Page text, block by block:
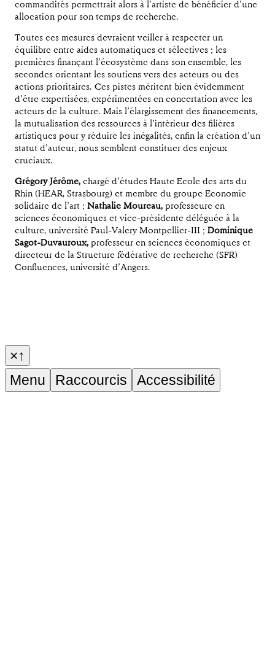
commandités permettrait alors à l’artiste de bénéficier d’une
allocation pour son temps de recherche.
Toutes ces mesures devraient veiller à respecter un
équilibre entre aides automatiques et sélectives ; les
premières finançant l’écosystème dans son ensemble, les
secondes orientant les soutiens vers des acteurs ou des
actions prioritaires. Ces pistes méritent bien évidemment
d’être expertisées, expérimentées en concertation avec les
acteurs de la culture. Mais l’élargissement des financements,
la mutualisation des ressources à l’intérieur des filières
artistiques pour y réduire les inégalités, enfin la création d’un
statut d’auteur, nous semblent constituer des enjeux
cruciaux.
Grégory Jérôme, chargé d’études Haute Ecole des arts du
Rhin (HEAR, Strasbourg) et membre du groupe Economie
solidaire de l’art ; Nathalie Moureau, professeure en
sciences économiques et vice-présidente déléguée à la
culture, université Paul-Valery Montpellier-III ; Dominique
Sagot-Duvauroux, professeur en sciences économiques et
directeur de la Structure fédérative de recherche (SFR)
Confluences, université d’Angers.
×↑
Menu
Raccourcis Accessibilité